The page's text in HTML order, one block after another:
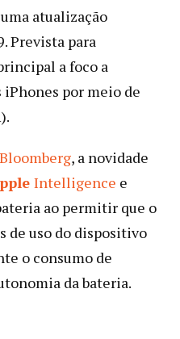
atualização
Prevista para
a foco a
por meio de
Bloomberg, a novidade
Intelligence e
ao permitir que o
de uso do dispositivo
o consumo de
da bateria.